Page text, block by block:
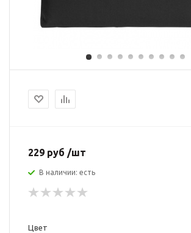
229 руб /шт
В наличии: есть
Цвет